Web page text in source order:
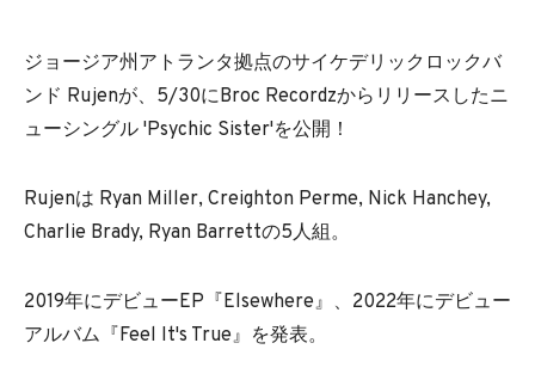
ジョージア州アトランタ拠点のサイケデリックロックバ
ンド Rujenが、5/30にBroc Recordzからリリースしたニ
ューシングル 'Psychic Sister'を公開！
Rujenは Ryan Miller, Creighton Perme, Nick Hanchey,
Charlie Brady, Ryan Barrettの5人組。
2019年にデビューEP『Elsewhere』、2022年にデビュー
アルバム『Feel It's True』を発表。